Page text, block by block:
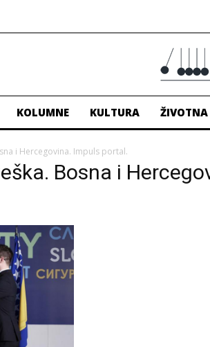
KOLUMNE KULTURA ŽIVOTNA
i Hercegovina. Impuls portal.
Bosna i